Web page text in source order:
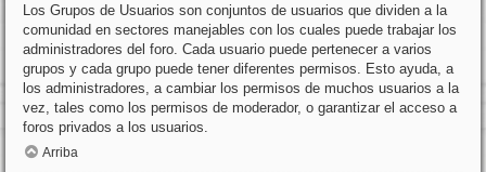
Los Grupos de Usuarios son conjuntos de usuarios que dividen a la
comunidad en sectores manejables con los cuales puede trabajar los
administradores del foro. Cada usuario puede pertenecer a varios
grupos y cada grupo puede tener diferentes permisos. Esto ayuda, a
los administradores, a cambiar los permisos de muchos usuarios a la
vez, tales como los permisos de moderador, o garantizar el acceso a
foros privados a los usuarios.
Arriba